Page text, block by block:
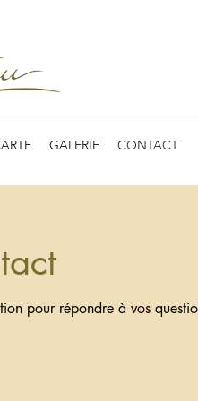
GALERIE CONTACT
pour répondre à vos